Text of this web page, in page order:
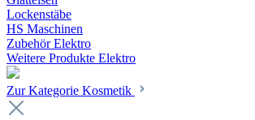
Lockenstäbe
HS Maschinen
Zubehör Elektro
Weitere Produkte Elektro
Zur Kategorie Kosmetik